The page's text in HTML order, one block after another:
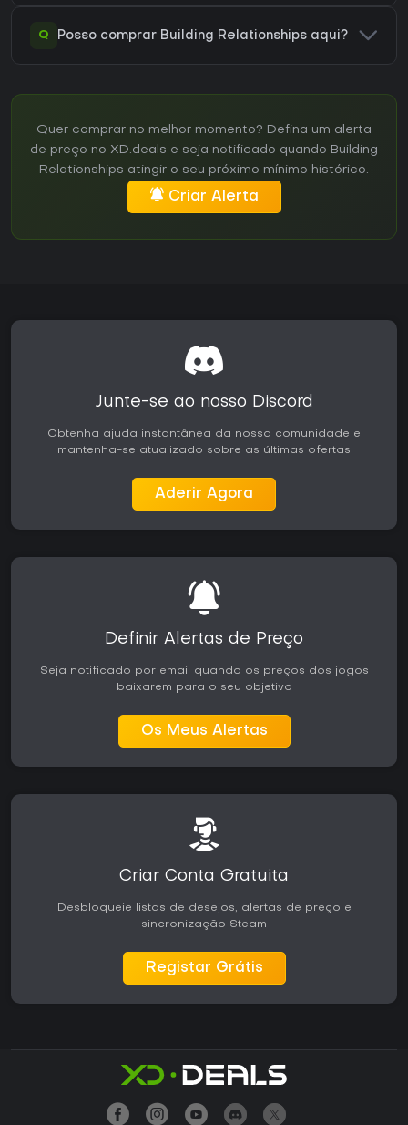
Q Posso comprar Building Relationships aqui?
Quer comprar no melhor momento? Defina um alerta
de preço no XD.deals e seja notificado quando Building
Relationships atingir o seu próximo mínimo histórico.
Criar Alerta
Junte-se ao nosso Discord
Obtenha ajuda instantânea da nossa comunidade e
mantenha-se atualizado sobre as últimas ofertas
Aderir Agora
Definir Alertas de Preço
Seja notificado por email quando os preços dos jogos
baixarem para o seu objetivo
Os Meus Alertas
Criar Conta Gratuita
Desbloqueie listas de desejos, alertas de preço e
sincronização Steam
Registar Grátis